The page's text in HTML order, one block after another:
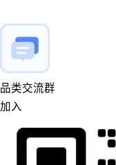
品类交流群
加入